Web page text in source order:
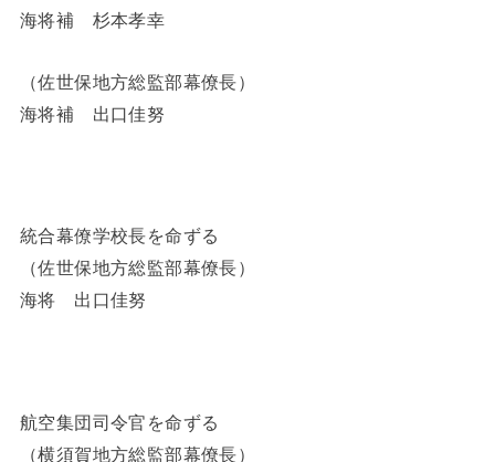
海将補 杉本孝幸
（佐世保地方総監部幕僚長）
海将補 出口佳努
統合幕僚学校長を命ずる
（佐世保地方総監部幕僚長）
海将 出口佳努
航空集団司令官を命ずる
（横須賀地方総監部幕僚長）